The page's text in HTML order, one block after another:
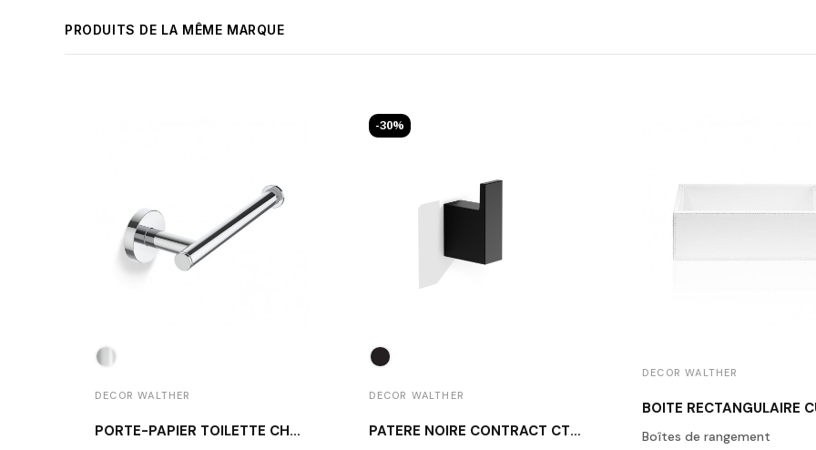
PRODUITS DE LA MÊME MARQUE
DECOR WALTHER
PORTE-PAPIER TOILETTE CHROME POLI BA TPH1
DECOR WALTHER
PATÈRE NOIRE CONTRACT CT HAK1 DECOR WALTHER
-30%
DECOR WALTHER
Boîtes de rangement